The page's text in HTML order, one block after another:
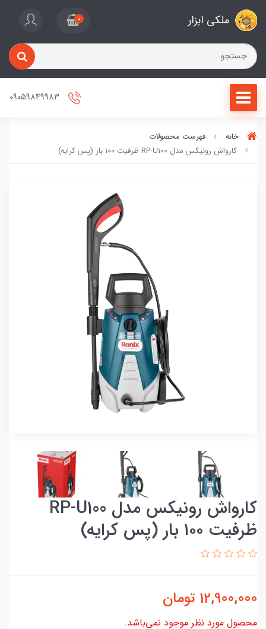
ملکی ابزار 0
خانه
فهرست محصولات
کارواش رونیکس مدل RP-U100 ظرفیت ۱۰۰ بار (پس کرایه)
کارواش رونیکس مدل RP-U100
ظرفیت ۱۰۰ بار (پس کرایه)
12,900,000 تومان
محصول مورد نظر موجود نمی‌باشد.